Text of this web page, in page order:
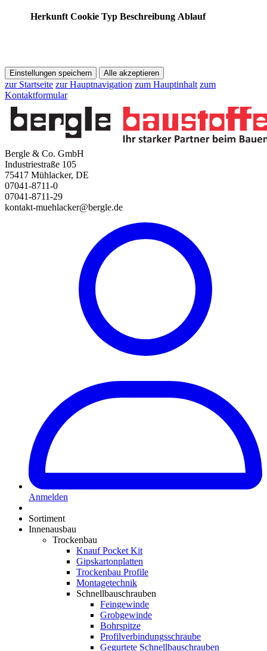
Herkunft Cookie Typ Beschreibung Ablauf
Einstellungen speichern Alle akzeptieren
zur Startseite zur Hauptnavigation zum Hauptinhalt zum
Kontaktformular
Bergle & Co. GmbH
Industriestraße 105
75417 Mühlacker, DE
07041-8711-0
07041-8711-29
kontakt-muehlacker@bergle.de
Anmelden
Sortiment
Innenausbau
Trockenbau
Knauf Pocket Kit
Gipskartonplatten
Trockenbau Profile
Montagetechnik
Schnellbauschrauben
Feingewinde
Grobgewinde
Bohrspitze
Profilverbindungsschraube
Gegurtete Schnellbauschrauben